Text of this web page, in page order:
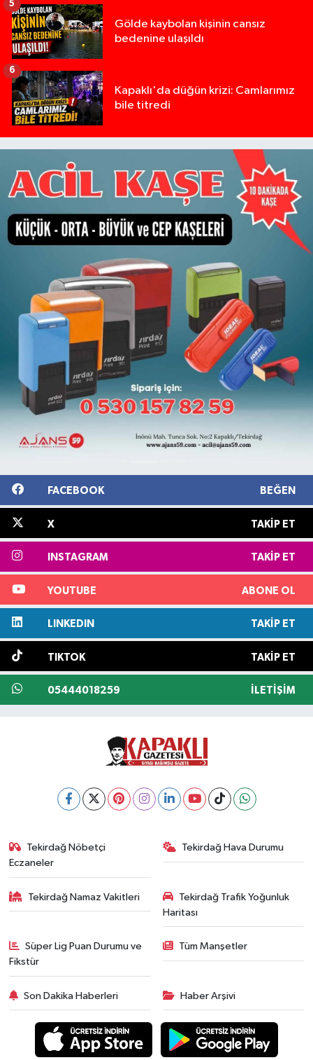
Gölde kaybolan kişinin cansız
bedenine ulaşıldı
5
Kapaklı'da düğün krizi: Camlarımız
bile titredi
6
FACEBOOK BEĞEN
X TAKIP ET
INSTAGRAM TAKIP ET
YOUTUBE ABONE OL
LINKEDIN TAKIP ET
TIKTOK TAKIP ET
05444018259 İLETIŞIM
Tekirdağ Nöbetçi
Eczaneler
Tekirdağ Hava Durumu
Tekirdağ Namaz Vakitleri
Tekirdağ Trafik Yoğunluk
Haritası
Süper Lig Puan Durumu ve
Fikstür
Tüm Manşetler
Son Dakika Haberleri Haber Arşivi